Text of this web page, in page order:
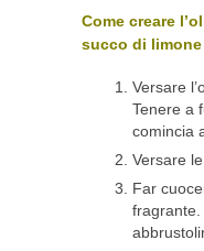
Come creare
succo di limone
Versare
Tenere a
comincia
Versare
Far